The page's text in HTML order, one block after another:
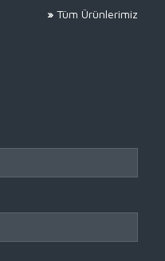
» Tüm Ürünlerimiz